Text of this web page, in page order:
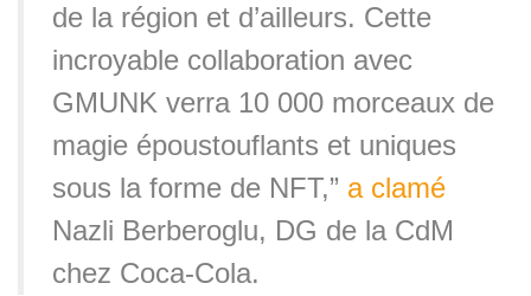
de la région et d’ailleurs. Cette
incroyable collaboration avec
GMUNK verra 10 000 morceaux de
magie époustouflants et uniques
sous la forme de NFT,” a clamé
Nazli Berberoglu, DG de la CdM
chez Coca-Cola.